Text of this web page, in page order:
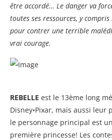
être accordé… Le danger va
toutes ses ressources, y
pour contrer une terrible
vrai courage.
REBELLE est le 13ème long
Disney•Pixar, mais aussi
le personnage principal est
première princesse! Les